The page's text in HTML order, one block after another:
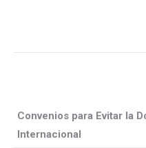
Convenios para Evitar la
Internacional